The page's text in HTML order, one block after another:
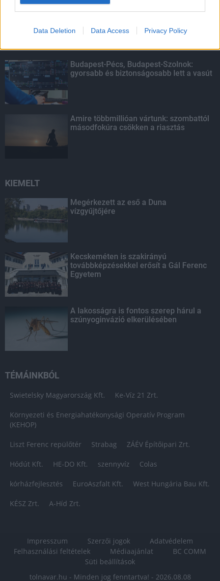
Data Deletion Data Access Privacy Policy
Indul a diákok pénzügyi ismereteit
Budapest-Pécs, Budapest-Szolnok:
gyorsabb és biztonságosabb lett a vasút
Amire többmillióan vártunk: szombattól
másodfokúra csökken a riasztás
KIEMELT
Megérkezett az eső a Duna
vízgyűjtőjére
Kecskeméten is szakirányú
továbbképzésekkel erősít a Gál Ferenc
Egyetem
A lakosságra is fontos szerep hárul a
szúnyoginvázió elkerülésében
TÉMÁINKBÓL
Swietelsky Magyarország Kft. Ke-Víz 21 Zrt.
Környezeti és Energiahatékonysági Operatív Program
(KEHOP)
Liszt Ferenc repülőtér Strabag ZÁÉV Építőipari Zrt.
Hódút Kft. HE-DO Kft. szennyvíz Colas
kórházfejlesztés EuroAszfalt Kft. West Hungária Bau Kft.
KÉSZ Zrt. A-Híd Zrt.
Impresszum Szerzői jogok
Adatvédelem
Felhasználási feltételek
Médiaajánlat
BC COMM
Süti beállítások
tolnavar.hu - Minden jog fenntartva! - 2026.08.08